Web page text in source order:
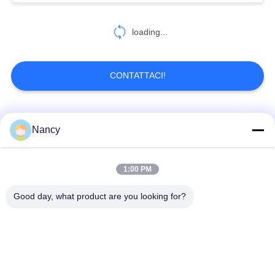
loading...
CONTATTACI!
Categorie popolari
Sacchetto di filtro di
Nancy
1:00 PM
Good day, what product are you looking for?